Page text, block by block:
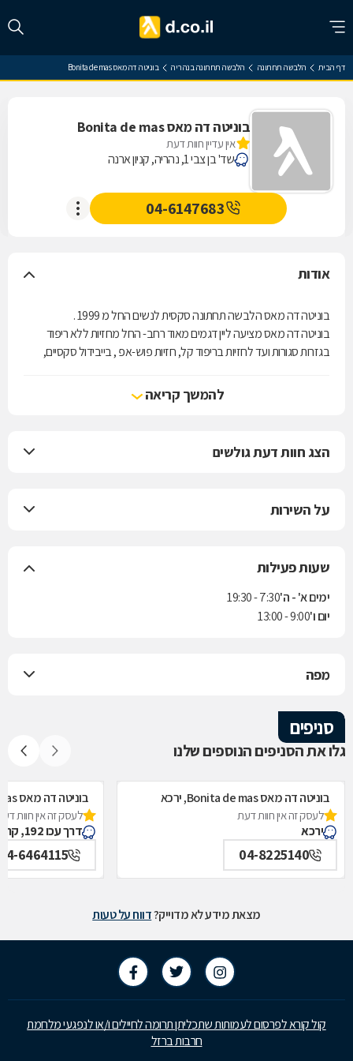
דף הבית הלבשה תחתונה הלבשה תחתונה בנהריה בוניטה דה מאס Bonita de mas
בוניטה דה מאס Bonita de mas
אין עדיין חוות דעת
שד' בן צבי 1, נהריה, קניון ארנה
04-6147683
אודות
בוניטה דה מאס הלבשה תחתונה סקסית לנשים החל מ 1999 .
בוניטה דה מאס מציעה ליין דגמים מאוד רחב- החל מחזיות ללא ריפוד
בגזרות סגורות ועד לחזיות בריפוד קל, חזיות פוש-אפ , בייבידול סקסיים,
להמשך קריאה
הצג חוות דעת גולשים
על השירות
שעות פעילות
ימים א' - ה'7:30 - 19:30
יום ו'9:00 - 13:00
מפה
סניפים
גלו את הסניפים הנוספים שלנו
בוניטה דה מאס Bonita de mas, ירכא
לעסק זה אין חוות דעת
ירכא
04-8225140
בוניטה דה מאס Bonita de mas, קרית ביאליק
לעסק זה אין חוות
דרך עכו 192, קרית ביאליק
6464115
מצאת מידע לא מדוייק?דווח על טעות
קול קורא לפרסום לעמותות שתכליתן תרומה לחיילים ו/או לנפגעי מלחמת
חרבות ברזל